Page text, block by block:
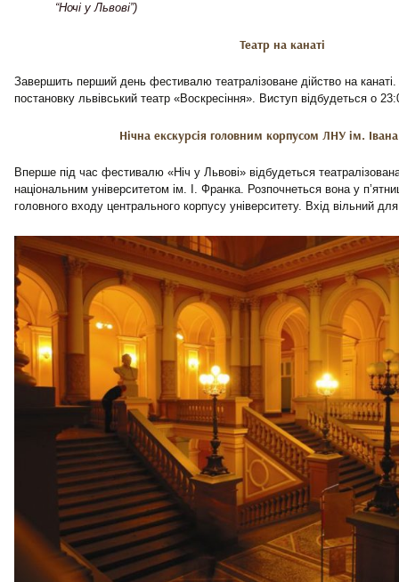
“Ночі у Львові”)
Театр на канаті
Завершить перший день фестивалю театралізоване дійство на
постановку львівський театр «Воскресіння». Виступ відбудеться о
Нічна екскурсія головним корпусом ЛНУ ім.
Вперше під час фестивалю «Ніч у Львові» відбудеться
національним університетом ім. І. Франка. Розпочнеться вона у
головного входу центрального корпусу університету. Вхід вільний